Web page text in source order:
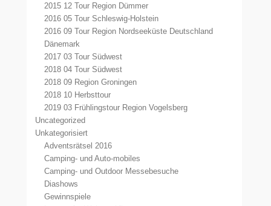
2015 12 Tour Region Dümmer
2016 05 Tour Schleswig-Holstein
2016 09 Tour Region Nordseeküste Deutschland
Dänemark
2017 03 Tour Südwest
2018 04 Tour Südwest
2018 09 Region Groningen
2018 10 Herbsttour
2019 03 Frühlingstour Region Vogelsberg
Uncategorized
Unkategorisiert
Adventsrätsel 2016
Camping- und Auto-mobiles
Camping- und Outdoor Messebesuche
Diashows
Gewinnspiele